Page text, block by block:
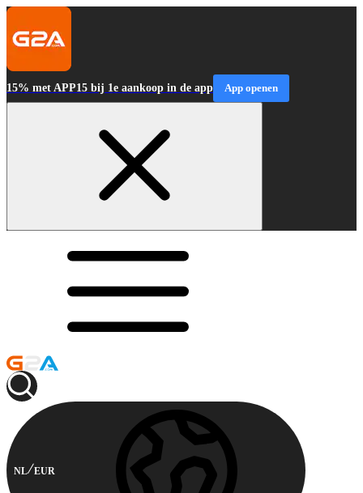
15% met APP15 bij 1e aankoop in de app App openen
NL EUR